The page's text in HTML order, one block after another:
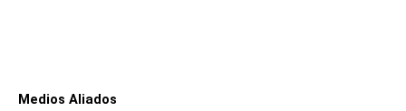
Medios Aliados